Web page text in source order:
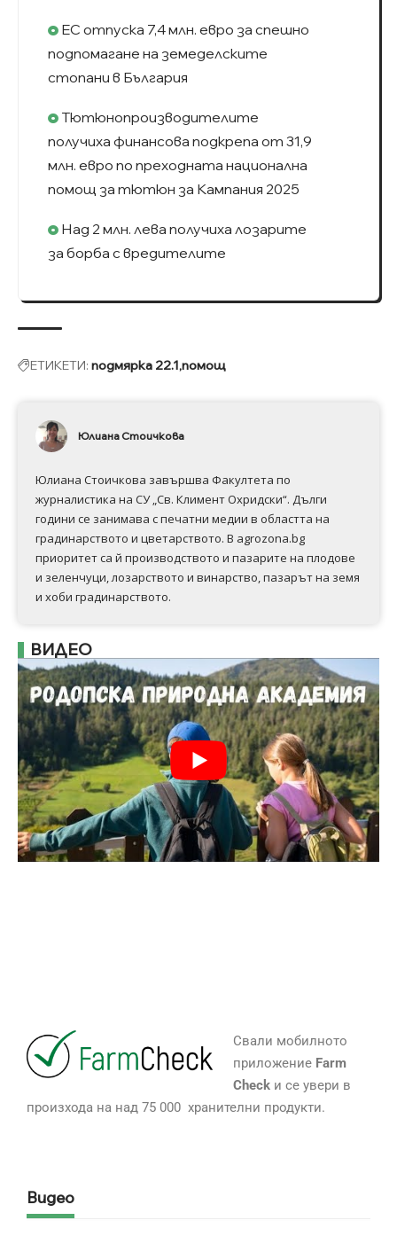
ЕС отпуска 7,4 млн. евро за спешно
подпомагане на земеделските
стопани в България
Тютюнопроизводителите
получиха финансова подкрепа от 31,9
млн. евро по преходната национална
помощ за тютюн за Кампания 2025
Над 2 млн. лева получиха лозарите
за борба с вредителите
ЕТИКЕТИ: подмярка 22.1 помощ
Юлиана Стоичкова
Юлиана Стоичкова завършва Факултета по
журналистика на СУ „Св. Климент Охридски“. Дълги
години се занимава с печатни медии в областта на
градинарството и цветарството. В agrozona.bg
приоритет са й производството и пазарите на плодове
и зеленчуци, лозарството и винарство, пазарът на земя
и хоби градинарството.
ВИДЕО
Свали мобилното
приложение Farm
Checkи се увери в
произхода на над 75 000 хранителни продукти.
Видео